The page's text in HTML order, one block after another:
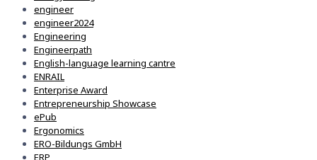
engineer
engineer2024
Engineering
Engineerpath
English-language learning cantre
ENRAIL
Enterprise Award
Entrepreneurship Showcase
ePub
Ergonomics
ERO-Bildungs GmbH